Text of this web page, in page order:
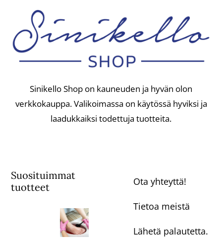
Sinikello Shop on kauneuden ja hyvän olon
verkkokauppa. Valikoimassa on käytössä hyviksi ja
laadukkaiksi todettuja tuotteita.
Suosituimmat
tuotteet
Ota yhteyttä!
Tietoa meistä
Lähetä palautetta.